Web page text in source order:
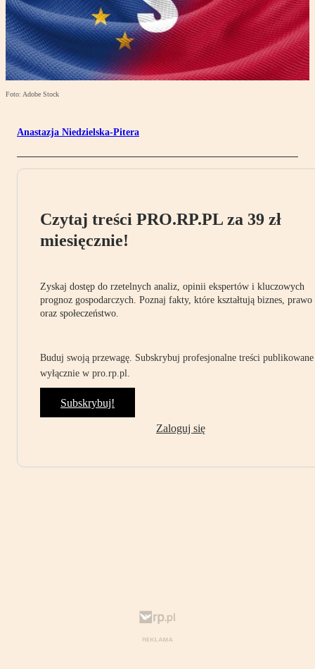
Foto: Adobe Stock
Anastazja Niedzielska-Pitera
Czytaj treści PRO.RP.PL za 39 zł
miesięcznie!
Zyskaj dostęp do rzetelnych analiz, opinii ekspertów i kluczowych
prognoz gospodarczych. Poznaj fakty, które kształtują biznes, prawo
oraz społeczeństwo.
Buduj swoją przewagę. Subskrybuj profesjonalne treści publikowane
wyłącznie w pro.rp.pl.
Subskrybuj!
Zaloguj się